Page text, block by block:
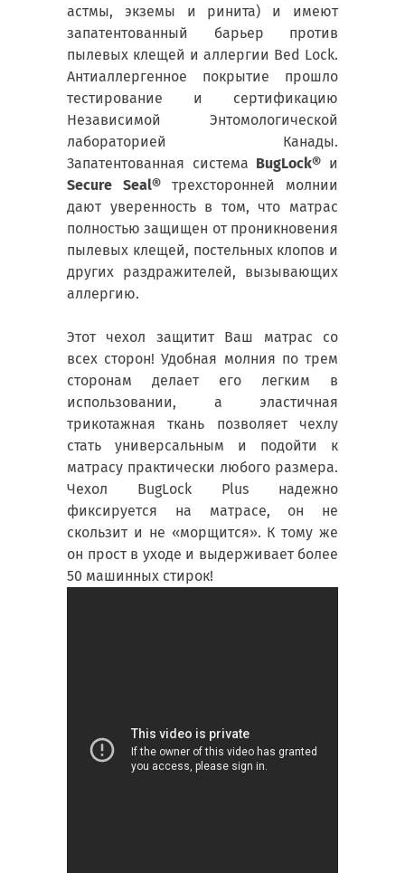
астмы, экземы и ринита) и имеют
запатентованный барьер против
пылевых клещей и аллергии Bed Lock.
Антиаллергенное покрытие прошло
тестирование и сертификацию
Независимой Энтомологической
лабораторией Канады.
Запатентованная система BugLock® и
Secure Seal® трехсторонней молнии
дают уверенность в том, что матрас
полностью защищен от проникновения
пылевых клещей, постельных клопов и
других раздражителей, вызывающих
аллергию.
Этот чехол защитит Ваш матрас со
всех сторон! Удобная молния по трем
сторонам делает его легким в
использовании, а эластичная
трикотажная ткань позволяет чехлу
стать универсальным и подойти к
матрасу практически любого размера.
Чехол BugLock Plus надежно
фиксируется на матрасе, он не
скользит и не «морщится». К тому же
он прост в уходе и выдерживает более
50 машинных стирок!